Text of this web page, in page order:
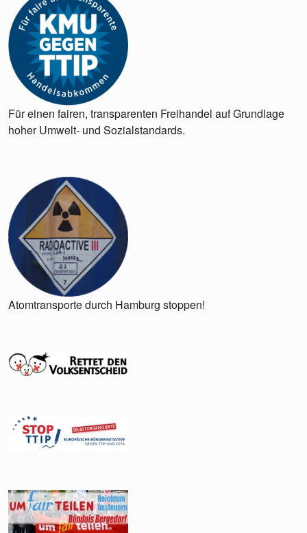
Für einen fairen, transparenten Freihandel auf Grundlage
hoher Umwelt- und Sozialstandards.
Atomtransporte durch Hamburg stoppen!